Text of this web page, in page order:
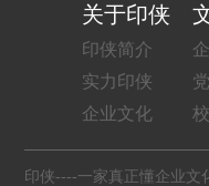
关于印侠
印侠简介
实力印侠
企业文化
印侠----一家真正懂企业文